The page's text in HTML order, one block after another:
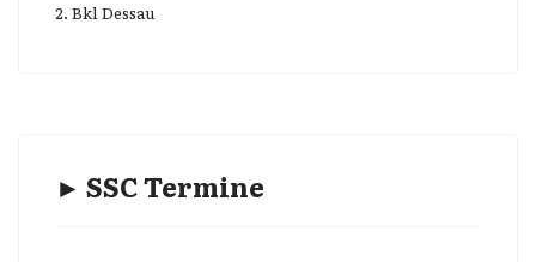
2. Bkl Dessau
► SSC Termine